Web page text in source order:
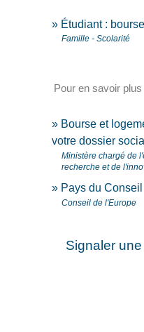
Étudiant :
Famille - Scolarité
Pour en savoir plus
Bourse et
votre dossier
Ministère chargé de
recherche et de
Pays du
Conseil de l'Europe
Signaler